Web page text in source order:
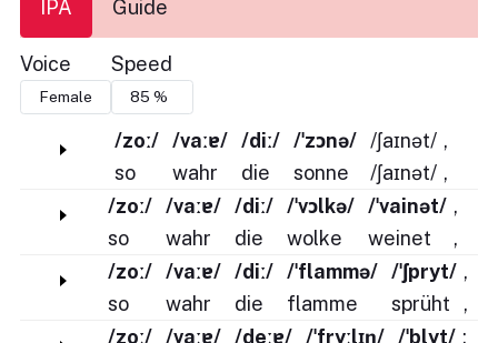
IPA Guide
Voice Speed
/zoː/
so
/vaːɐ/
wahr
/diː/
die
/ˈzɔnə/
sonne
/ʃaɪnət/
/ʃaɪnət/
,
,
/zoː/
so
/vaːɐ/
wahr
/diː/
die
/ˈvɔlkə/
wolke
/ˈvainət/
weinet
,
,
/zoː/
so
/vaːɐ/
wahr
/diː/
die
/ˈflammə/
flamme
/ˈʃpryt/
sprüht
,
,
/zoː/ /vaːɐ/ /deːɐ/ /ˈfryːlɪŋ/ /ˈblyt/ ;